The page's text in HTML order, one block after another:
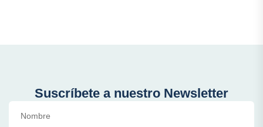
Suscríbete a nuestro Newsletter